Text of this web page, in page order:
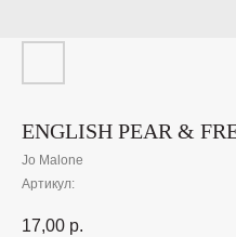
ENGLISH PEAR &
Jo Malone
Артикул:
17,00 р.